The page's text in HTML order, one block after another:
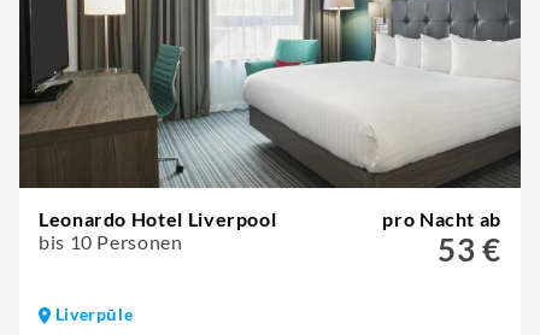
Leonardo Hotel Liverpool
bis 10 Personen
pro Nacht ab
53 €
Liverpūle